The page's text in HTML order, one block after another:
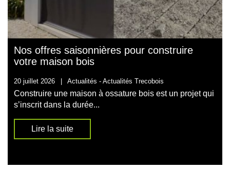
Nos offres saisonnières pour construire
votre maison bois
20 juillet 2026 | Actualités - Actualités Trecobois
Construire une maison à ossature bois est un projet qui
s’inscrit dans la durée...
Lire la suite